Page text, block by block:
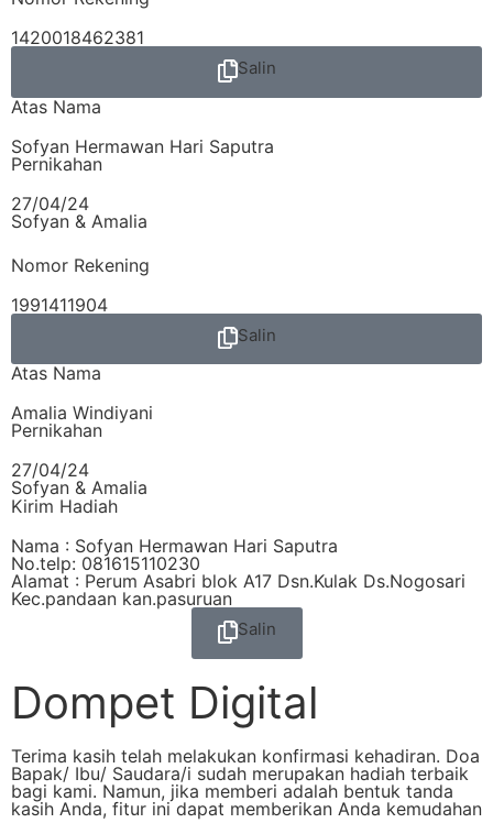
1420018462381
Salin
Atas Nama
Sofyan Hermawan Hari Saputra
Pernikahan
27/04/24
Sofyan & Amalia
Nomor Rekening
1991411904
Salin
Atas Nama
Amalia Windiyani
Pernikahan
27/04/24
Sofyan & Amalia
Kirim Hadiah
Nama : Sofyan Hermawan Hari Saputra
No.telp: 081615110230
Alamat : Perum Asabri blok A17 Dsn.Kulak Ds.Nogosari
Kec.pandaan kan.pasuruan
Salin
Dompet Digital
Terima kasih telah melakukan konfirmasi kehadiran. Doa
Bapak/ Ibu/ Saudara/i sudah merupakan hadiah terbaik
bagi kami. Namun, jika memberi adalah bentuk tanda
kasih Anda, fitur ini dapat memberikan Anda kemudahan